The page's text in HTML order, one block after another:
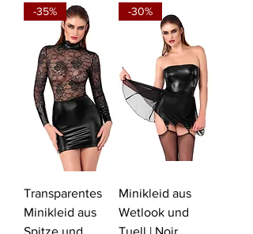
-35%
Transparentes
Minikleid aus
Spitze und
-30%
Minikleid aus
Wetlook und
Tuell | Noir